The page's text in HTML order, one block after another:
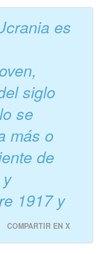
es
siglo
se
más o
de
1917 y
COMPARTIR EN X